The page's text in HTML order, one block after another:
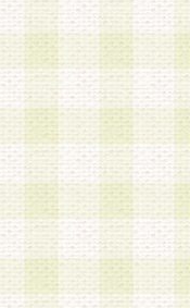
の他の登録情報につ
更手続きを行うもの
、会員に対して、電
が会員登録者本人で
ンケートの回答内容
定期的に行う登録情
新手続きを行うもの
ない場合、その時点
るものとします。